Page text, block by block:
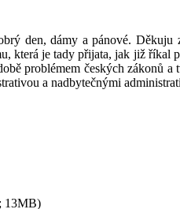
den, dámy a pánové. Děkuju
která je tady přijata, jak již říkal
problémem českých zákonů
a nadbytečnými
13MB)